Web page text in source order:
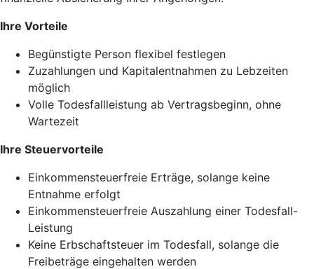
Ihre Vorteile
Begünstigte Person flexibel festlegen
Zuzahlungen und Kapitalentnahmen zu Lebzeiten
möglich
Volle Todesfallleistung ab Vertragsbeginn, ohne
Wartezeit
Ihre Steuervorteile
Einkommensteuerfreie Erträge, solange keine
Entnahme erfolgt
Einkommensteuerfreie Auszahlung einer Todesfall-
Leistung
Keine Erbschaftsteuer im Todesfall, solange die
Freibeträge eingehalten werden